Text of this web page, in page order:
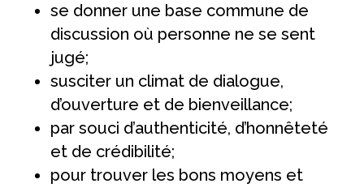
se donner une base commune de
discussion où personne ne se sent
jugé;
susciter un climat de dialogue,
d’ouverture et de bienveillance;
par souci d’authenticité, d’honnêteté
et de crédibilité;
pour trouver les bons moyens et